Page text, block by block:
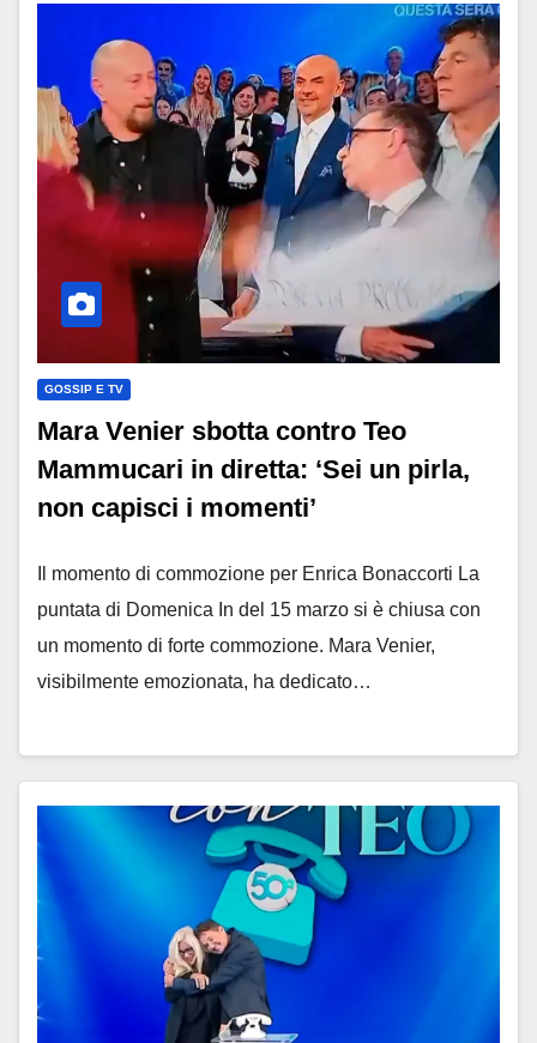
GOSSIP E TV
Mara Venier sbotta contro Teo
Mammucari in diretta: ‘Sei un pirla,
non capisci i momenti’
Il momento di commozione per Enrica Bonaccorti La
puntata di Domenica In del 15 marzo si è chiusa con
un momento di forte commozione. Mara Venier,
visibilmente emozionata, ha dedicato…